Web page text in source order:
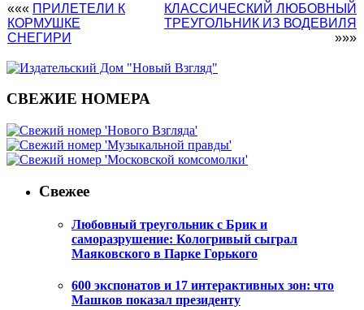
««« ПРИЛЕТЕЛИ К
КОРМУШКЕ
СНЕГИРИ
КЛАССИЧЕСКИЙ ЛЮБОВНЫЙ
ТРЕУГОЛЬНИК ИЗ ВОДЕВИЛЯ
»»»
СВЕЖИЕ НОМЕРА
Свежее
Любовный треугольник с Брик и
саморазрушение: Кологривый сыграл
Маяковского в Парке Горького
600 экспонатов и 17 интерактивных зон: что
Машков показал президенту